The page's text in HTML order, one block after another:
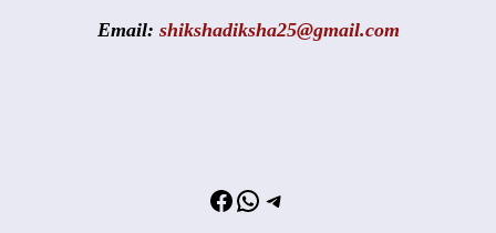
Email: shikshadiksha25@gmail.com
Facebook
WhatsApp
Telegram